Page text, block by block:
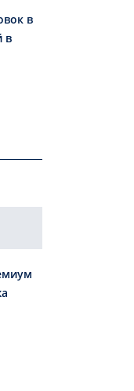
в
в